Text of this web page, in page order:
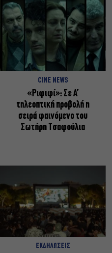
CINE NEWS
«Ριφιφί»: Σε Α’
τηλεοπτική προβολή η
σειρά φαινόμενο του
Σωτήρη Τσαφούλια
ΕΚΔΗΛΩΣΕΙΣ